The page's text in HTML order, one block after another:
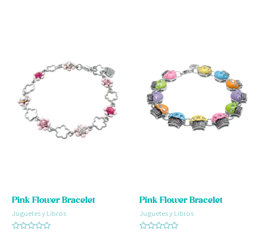
Pink Flower Bracelet
Juguetes y Libros
Pink Flower Bracelet
Juguetes y Libros